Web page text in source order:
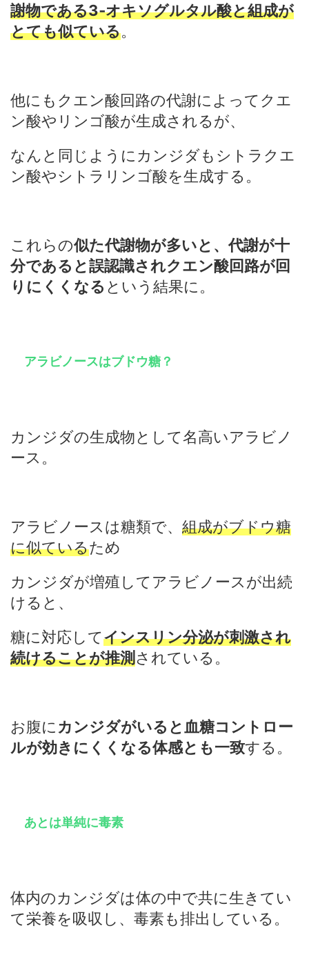
謝物である3‐オキソグルタル酸と組成が
とても似ている。
他にもクエン酸回路の代謝によってクエ
ン酸やリンゴ酸が生成されるが、
なんと同じようにカンジダもシトラクエ
ン酸やシトラリンゴ酸を生成する。
これらの似た代謝物が多いと、代謝が十
分であると誤認識されクエン酸回路が回
りにくくなる という結果に。
アラビノースはブドウ糖？
カンジダの生成物として名高いアラビノ
ース。
アラビノースは糖類で、 組成がブドウ糖
に似ているため
カンジダが増殖してアラビノースが出続
けると、
糖に対応してインスリン分泌が刺激され
続けることが推測されている。
お腹に カンジダがいると血糖コントロー
ルが効きにくくなる体感とも一致する。
あとは単純に毒素
体内のカンジダは体の中で共に生きてい
て栄養を吸収し、毒素も排出している。